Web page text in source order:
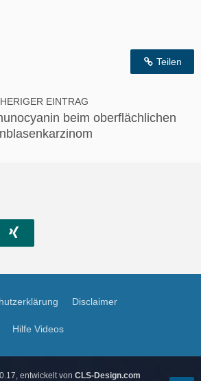
Teilen
EINTRAG
beim oberflächlichen
Disclaimer
Hilfe Videos
entwickelt von CLS-Design.com